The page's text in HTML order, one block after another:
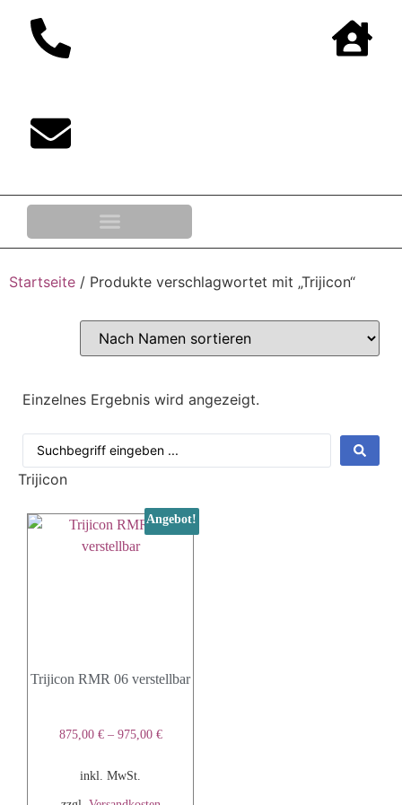
Startseite / Produkte verschlagwortet mit „Trijicon“
Einzelnes Ergebnis wird angezeigt.
Trijicon
Angebot!
Trijicon RMR 06 verstellbar
875,00 €– 975,00 €
inkl. MwSt.